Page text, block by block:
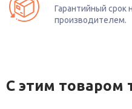
Гарантийный срок
производителем.
С этим товаром